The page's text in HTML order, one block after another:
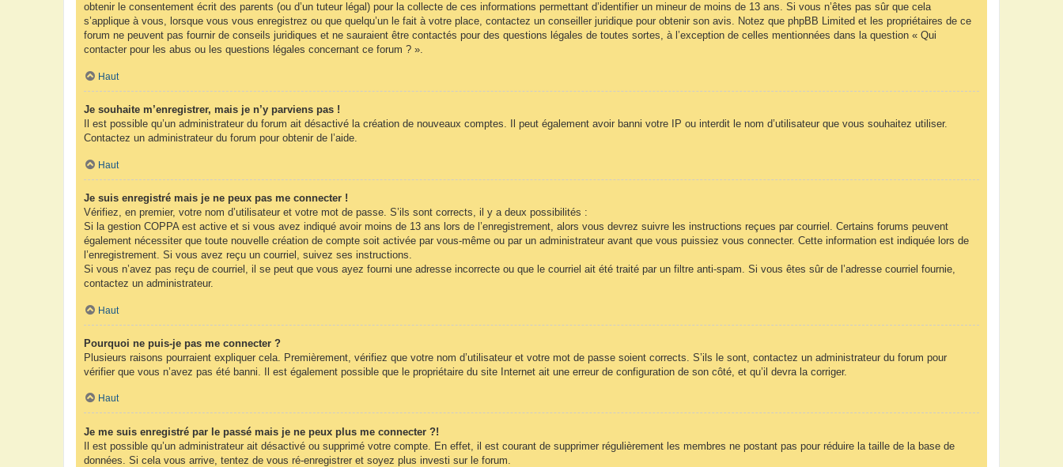
obtenir le consentement écrit des parents (ou d’un tuteur légal) pour la collecte de ces informations permettant d’identifier un mineur de moins de 13 ans. Si vous n’êtes pas sûr que cela
s’applique à vous, lorsque vous vous enregistrez ou que quelqu’un le fait à votre place, contactez un conseiller juridique pour obtenir son avis. Notez que phpBB Limited et les propriétaires de ce
forum ne peuvent pas fournir de conseils juridiques et ne sauraient être contactés pour des questions légales de toutes sortes, à l’exception de celles mentionnées dans la question « Qui
contacter pour les abus ou les questions légales concernant ce forum ? ».
Haut
Je souhaite m’enregistrer, mais je n’y parviens pas !
Il est possible qu’un administrateur du forum ait désactivé la création de nouveaux comptes. Il peut également avoir banni votre IP ou interdit le nom d’utilisateur que vous souhaitez utiliser.
Contactez un administrateur du forum pour obtenir de l’aide.
Haut
Je suis enregistré mais je ne peux pas me connecter !
Vérifiez, en premier, votre nom d’utilisateur et votre mot de passe. S’ils sont corrects, il y a deux possibilités :
Si la gestion COPPA est active et si vous avez indiqué avoir moins de 13 ans lors de l’enregistrement, alors vous devrez suivre les instructions reçues par courriel. Certains forums peuvent
également nécessiter que toute nouvelle création de compte soit activée par vous-même ou par un administrateur avant que vous puissiez vous connecter. Cette information est indiquée lors de
l’enregistrement. Si vous avez reçu un courriel, suivez ses instructions.
Si vous n’avez pas reçu de courriel, il se peut que vous ayez fourni une adresse incorrecte ou que le courriel ait été traité par un filtre anti-spam. Si vous êtes sûr de l’adresse courriel fournie,
contactez un administrateur.
Haut
Pourquoi ne puis-je pas me connecter ?
Plusieurs raisons pourraient expliquer cela. Premièrement, vérifiez que votre nom d’utilisateur et votre mot de passe soient corrects. S’ils le sont, contactez un administrateur du forum pour
vérifier que vous n’avez pas été banni. Il est également possible que le propriétaire du site Internet ait une erreur de configuration de son côté, et qu’il devra la corriger.
Haut
Je me suis enregistré par le passé mais je ne peux plus me connecter ?!
Il est possible qu’un administrateur ait désactivé ou supprimé votre compte. En effet, il est courant de supprimer régulièrement les membres ne postant pas pour réduire la taille de la base de
données. Si cela vous arrive, tentez de vous ré-enregistrer et soyez plus investi sur le forum.